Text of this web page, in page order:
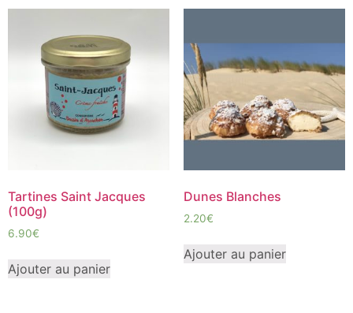
Tartines Saint Jacques
(100g)
6.90€
Ajouter au panier
Dunes Blanches
2.20€
Ajouter au panier